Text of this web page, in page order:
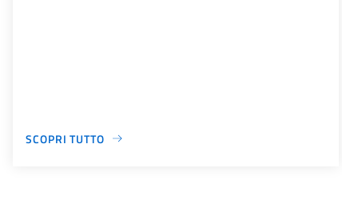
SCOPRI TUTTO